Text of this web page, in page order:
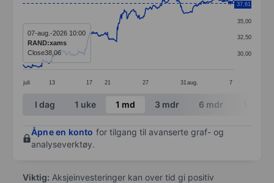
Line chart with 388 data points.
The chart has 1 X axis displaying categories.
The chart has 1 Y axis displaying values. Data
juli 13 17 21 27 31 aug. 7
30,00
32,50
35,00
37,50
37,61
07-aug.-2026 10:00
RAND:xams
Close38,06
End of interactive chart.
I dag 1 uke 1 md 3 mdr 6 mdr
Åpne en konto for tilgang til avanserte graf- og
analyseverktøy.
Viktig: Aksjeinvesteringer kan over tid gi positiv